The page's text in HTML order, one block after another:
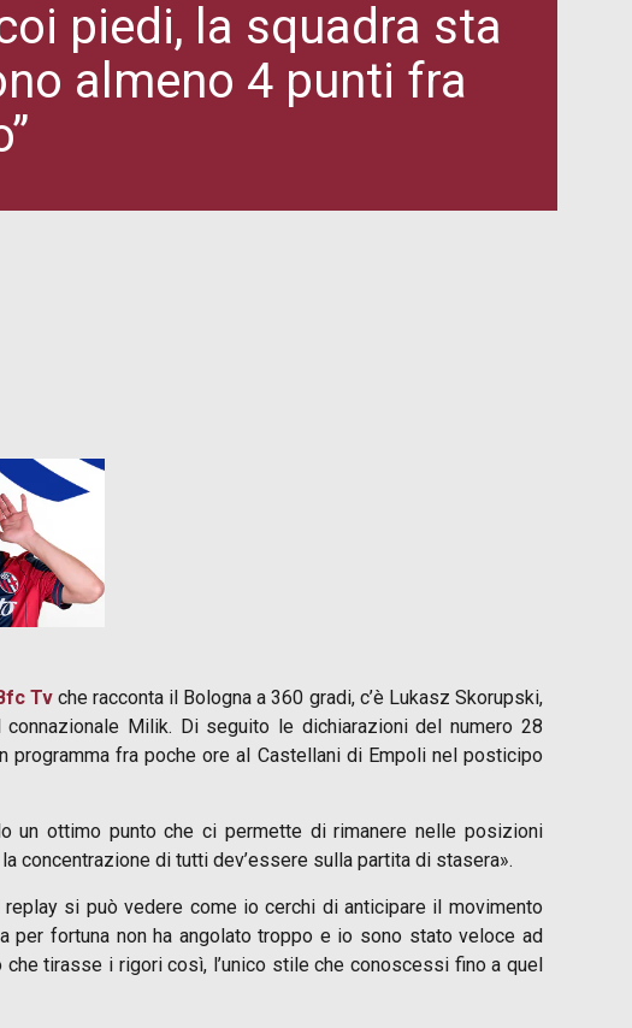
piedi, la squadra sta
almeno 4 punti fra
Tvche racconta il Bologna a 360 gradi, c’è Lukasz Skorupski,
Milik. Di seguito le dichiarazioni del numero 28
fra poche ore al Castellani di Empoli nel posticipo
un ottimo punto che ci permette di rimanere nelle posizioni
concentrazione di tutti dev’essere sulla partita di stasera».
si può vedere come io cerchi di anticipare il movimento
per fortuna non ha angolato troppo e io sono stato veloce ad
tirasse i rigori così, l’unico stile che conoscessi fino a quel